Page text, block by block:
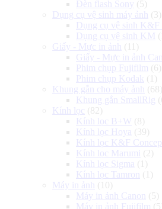
Đèn flash Sony (5)
Dụng cụ vệ sinh máy ảnh
(3)
Dụng cụ vệ sinh K&F
Dụng cụ vệ sinh KM
Giấy - Mực in ảnh
(11)
Giấy - Mực in ảnh
Phim chụp Fujifilm (6)
Phim chụp Kodak (1)
Khung gắn cho máy ảnh
(68)
Khung gắn SmallRig
Kính lọc (82)
Kính lọc B+W (8)
Kính lọc Hoya (39)
Kính lọc K&F
Kính lọc Marumi (2)
Kính lọc Sigma (1)
Kính lọc Tamron
(1)
Máy in ảnh
(10)
Máy in ảnh Canon
(5)
Máy in ảnh Fujifilm